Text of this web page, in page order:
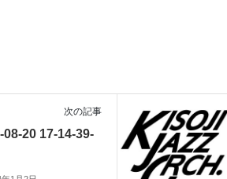
次の記事
08-20 17-14-39-